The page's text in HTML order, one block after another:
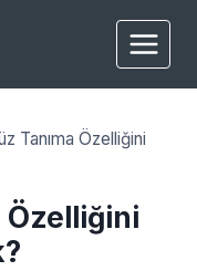
Tanıma Özelliğini
Özelliğini